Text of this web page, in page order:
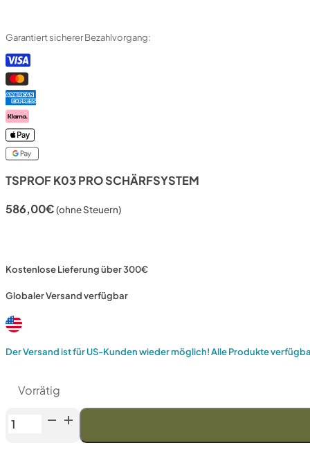
TSPROF K03 PRO SCHÄRFSYSTEM
586,00€(ohne Steuern)
Kostenlose Lieferung über 300€
Globaler Versand verfügbar
Der Versand ist für US-Kunden wieder möglich! Alle Produkte
Vorrätig
TSPROF
Garantiert sicherer Bezahlvorgang: